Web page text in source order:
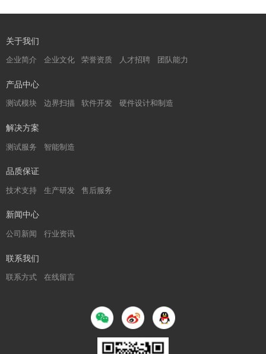
关于我们
企业简介 企业文化 荣誉资质 人才招聘 团队能力
产品中心
测试模块 边界扫描 软件开发 硬件设计和制造
解决方案
测试服务 智能制造
品质保证
技术支持 生产研发 售后服务
新闻中心
公司新闻 行业资讯
联系我们
联系方式 在线留言